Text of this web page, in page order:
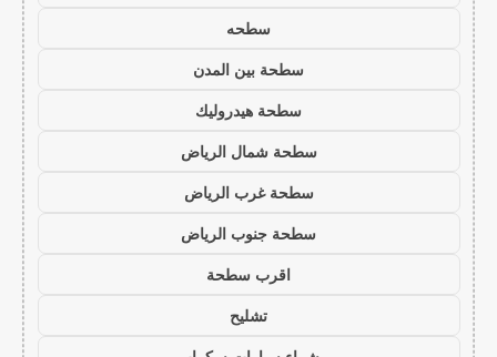
سطحه
سطحة بين المدن
سطحة هيدروليك
سطحة شمال الرياض
سطحة غرب الرياض
سطحة جنوب الرياض
اقرب سطحة
تشليح